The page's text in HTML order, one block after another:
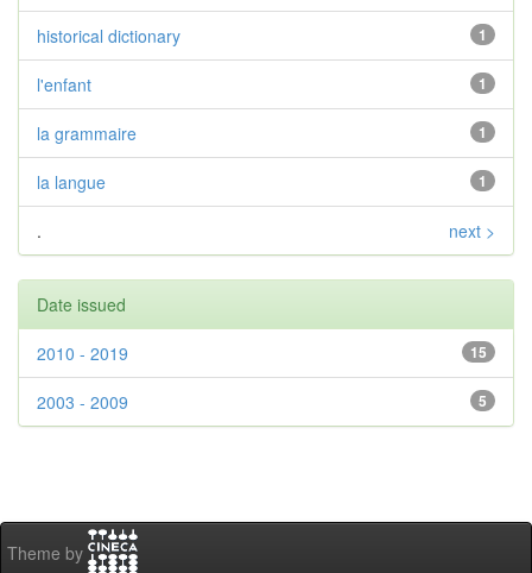
1
historical dictionary
1
l'enfant
1
la grammaire
1
la langue
. next >
Date issued
15
2010 - 2019
5
2003 - 2009
Theme by